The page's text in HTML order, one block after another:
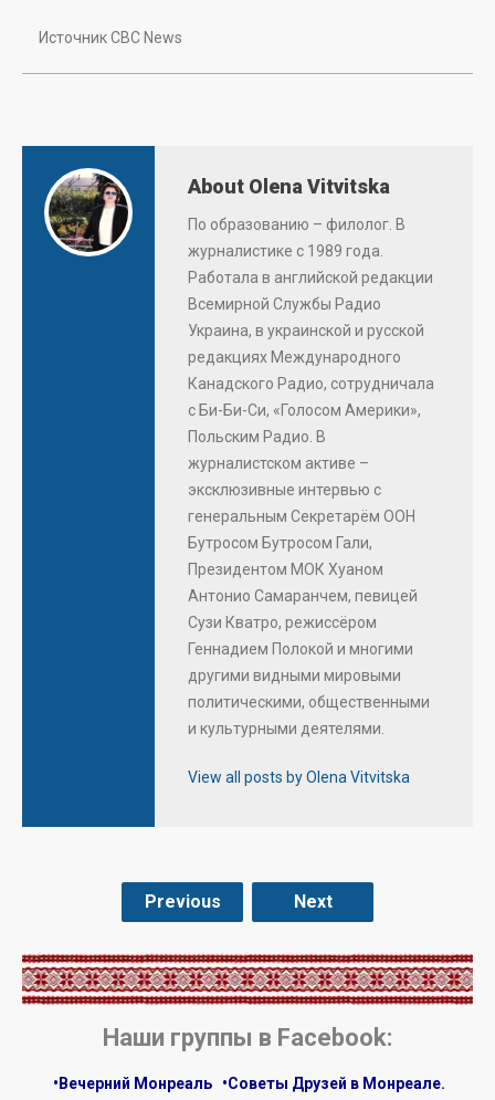
Источник CBC News
About Olena Vitvitska
По образованию – филолог. В
журналистике с 1989 года.
Работала в английской редакции
Всемирной Службы Радио
Украина, в украинской и русской
редакциях Международного
Канадского Радио, сотрудничала
с Би-Би-Си, «Голосом Америки»,
Польским Радио. В
журналистском активе –
эксклюзивные интервью с
генеральным Секретарём ООН
Бутросом Бутросом Гали,
Президентом МОК Хуаном
Антонио Самаранчем, певицей
Сузи Кватро, режиссёром
Геннадием Полокой и многими
другими видными мировыми
политическими, общественными
и культурными деятелями.
View all posts by Olena Vitvitska
Previous Next
.
Наши группы в Facebook:
•Вечерний Монреаль
•Советы Друзей в Монреале.